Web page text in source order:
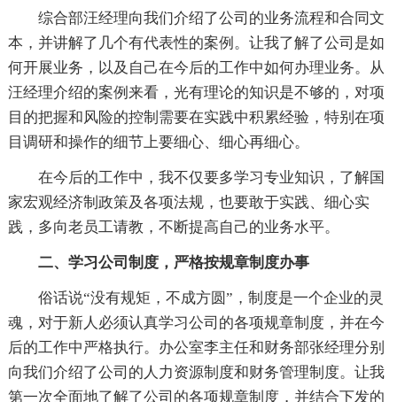
综合部汪经理向我们介绍了公司的业务流程和合同文
本，并讲解了几个有代表性的案例。让我了解了公司是如
何开展业务，以及自己在今后的工作中如何办理业务。从
汪经理介绍的案例来看，光有理论的知识是不够的，对项
目的把握和风险的控制需要在实践中积累经验，特别在项
目调研和操作的细节上要细心、细心再细心。
在今后的工作中，我不仅要多学习专业知识，了解国
家宏观经济制政策及各项法规，也要敢于实践、细心实
践，多向老员工请教，不断提高自己的业务水平。
二、学习公司制度，严格按规章制度办事
俗话说“没有规矩，不成方圆”，制度是一个企业的灵
魂，对于新人必须认真学习公司的各项规章制度，并在今
后的工作中严格执行。办公室李主任和财务部张经理分别
向我们介绍了公司的人力资源制度和财务管理制度。让我
第一次全面地了解了公司的各项规章制度，并结合下发的